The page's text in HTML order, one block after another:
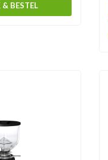
& BESTEL